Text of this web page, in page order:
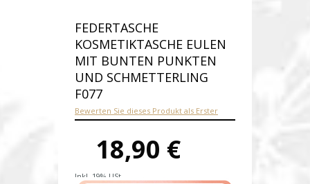
FEDERTASCHE
KOSMETIKTASCHE EULEN
MIT BUNTEN PUNKTEN
UND SCHMETTERLING
F077
Bewerten Sie dieses Produkt als Erster
18,90 €
Inkl. 19% USt.